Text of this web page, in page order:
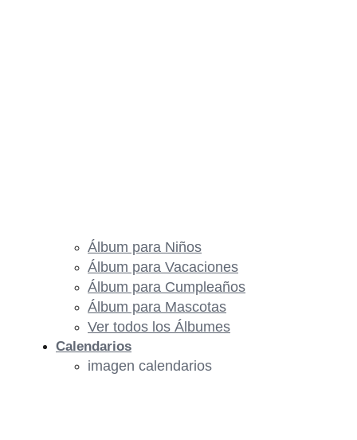
Álbum para Niños
Álbum para Vacaciones
Álbum para Cumpleaños
Álbum para Mascotas
Ver todos los Álbumes
Calendarios
imagen calendarios